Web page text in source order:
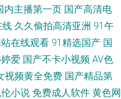
内主播第一页 国产高清电
线 久久偷拍高清亚洲 91午
在线观看 91精选国产 国
爱 国产不卡小视频 AV色
视频黄全免费 国产精品第
小说 免费成人软件 黄色网